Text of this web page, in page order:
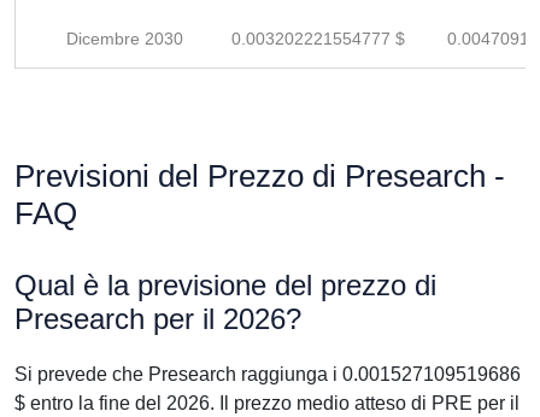
Dicembre 2030 0.003202221554777 $
Previsioni del Prezzo di Presearch -
FAQ
Qual è la previsione del prezzo di
Presearch per il 2026?
Si prevede che Presearch raggiunga i 0.001527109519686
$ entro la fine del 2026. Il prezzo medio atteso di PRE per il